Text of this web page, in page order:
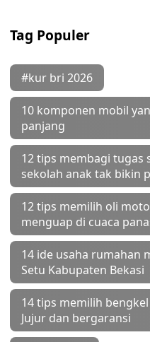
Tag Populer
#kur bri 2026
10 komponen mobil
panjang
12 tips membagi tugas
sekolah anak tak bikin
12 tips memilih oli
menguap di cuaca
14 ide usaha rumahan
Setu Kabupaten Bekasi
14 tips memilih
Jujur dan bergaransi